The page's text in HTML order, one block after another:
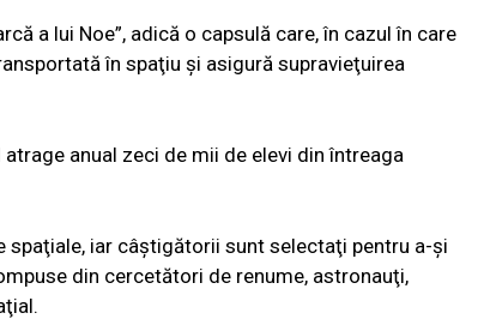
a lui Noe”, adică o capsulă care, în cazul în care
în spaţiu şi asigură supravieţuirea
anual zeci de mii de elevi din întreaga
iar câştigătorii sunt selectaţi pentru a-şi
din cercetători de renume, astronauţi,